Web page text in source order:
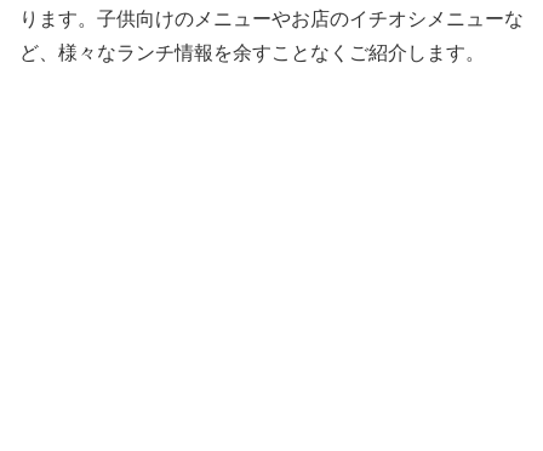
ります。子供向けのメニューやお店のイチオシメニューな
ど、様々なランチ情報を余すことなくご紹介します。